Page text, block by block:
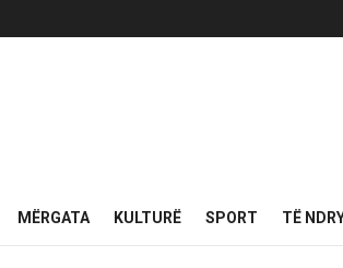
MËRGATA KULTURË SPORT TË